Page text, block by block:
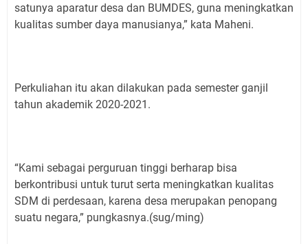
satunya aparatur desa dan BUMDES, guna meningkatkan
kualitas sumber daya manusianya,” kata Maheni.
Perkuliahan itu akan dilakukan pada semester ganjil
tahun akademik 2020-2021.
“Kami sebagai perguruan tinggi berharap bisa
berkontribusi untuk turut serta meningkatkan kualitas
SDM di perdesaan, karena desa merupakan penopang
suatu negara,” pungkasnya.(sug/ming)